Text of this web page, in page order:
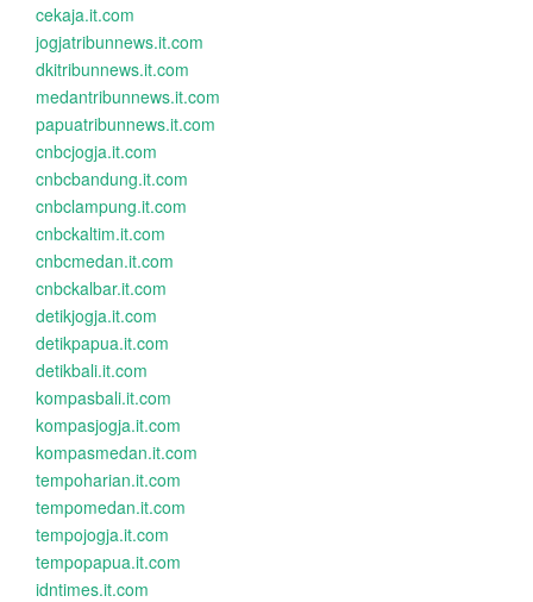
cekaja.it.com
jogjatribunnews.it.com
dkitribunnews.it.com
medantribunnews.it.com
papuatribunnews.it.com
cnbcjogja.it.com
cnbcbandung.it.com
cnbclampung.it.com
cnbckaltim.it.com
cnbcmedan.it.com
cnbckalbar.it.com
detikjogja.it.com
detikpapua.it.com
detikbali.it.com
kompasbali.it.com
kompasjogja.it.com
kompasmedan.it.com
tempoharian.it.com
tempomedan.it.com
tempojogja.it.com
tempopapua.it.com
idntimes.it.com